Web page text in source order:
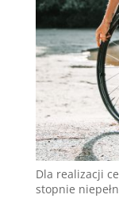
Dla realizacji
stopnie